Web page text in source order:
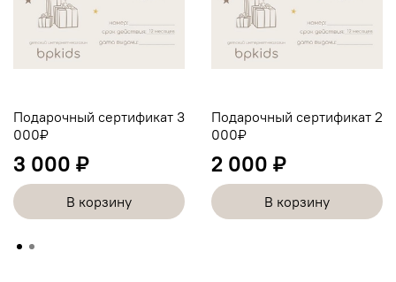
Подарочный сертификат 3
000₽
3 000 ₽
В корзину
Подарочный сертификат 2
000₽
2 000 ₽
В корзину